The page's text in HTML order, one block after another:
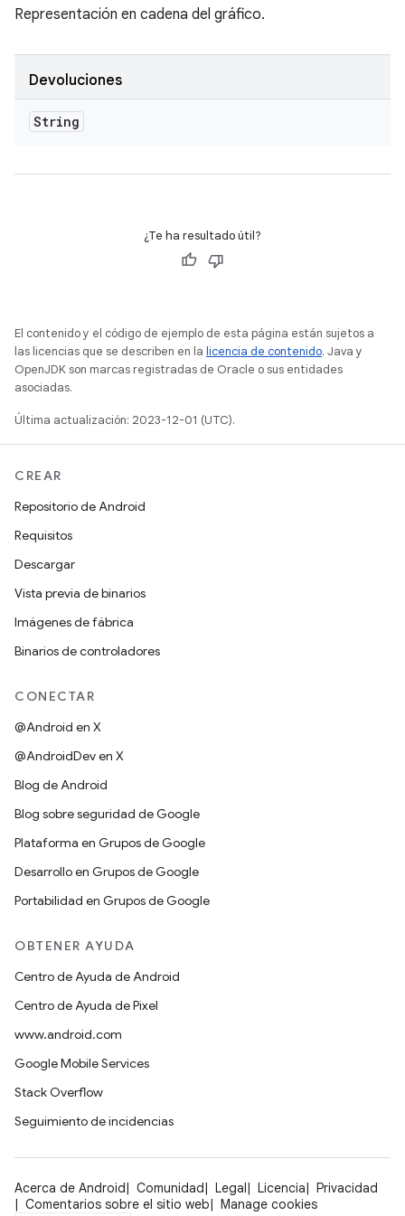
Representación en cadena del gráfico.
Devoluciones
String
¿Te ha resultado útil?
El contenido y el código de ejemplo de esta página están sujetos a
las licencias que se describen en la licencia de contenido. Java y
OpenJDK son marcas registradas de Oracle o sus entidades
asociadas.
Última actualización: 2023-12-01 (UTC).
CREAR
Repositorio de Android
Requisitos
Descargar
Vista previa de binarios
Imágenes de fábrica
Binarios de controladores
CONECTAR
@Android en X
@AndroidDev en X
Blog de Android
Blog sobre seguridad de Google
Plataforma en Grupos de Google
Desarrollo en Grupos de Google
Portabilidad en Grupos de Google
OBTENER AYUDA
Centro de Ayuda de Android
Centro de Ayuda de Pixel
www.android.com
Google Mobile Services
Stack Overflow
Seguimiento de incidencias
Acerca de Android Comunidad Legal Licencia
Privacidad
Comentarios sobre el sitio web
Manage cookies